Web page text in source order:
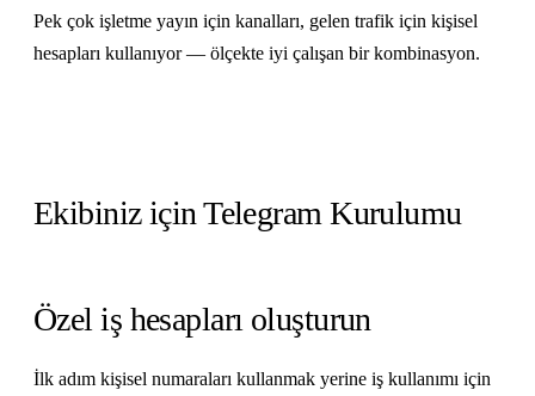
Pek çok işletme yayın için kanalları, gelen trafik için kişisel
hesapları kullanıyor — ölçekte iyi çalışan bir kombinasyon.
Ekibiniz için Telegram Kurulumu
Özel iş hesapları oluşturun
İlk adım kişisel numaraları kullanmak yerine iş kullanımı için